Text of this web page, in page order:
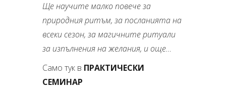
Ще научите малко повече за
природния ритъм, за посланията на
всеки сезон, за магичните ритуали
за изпълнения на желания, и още…
Само тук в ПРАКТИЧЕСКИ
СЕМИНАР